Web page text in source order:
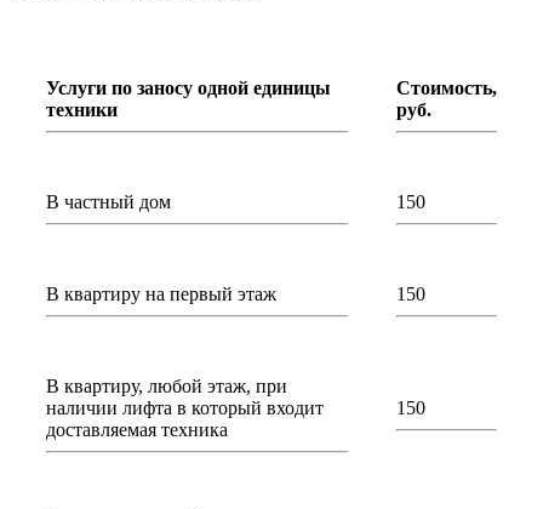
Услуги по заносу одной единицы
техники
Стоимость,
руб.
В частный дом 150
В квартиру на первый этаж 150
В квартиру, любой этаж, при
наличии лифта в который входит
доставляемая техника
150